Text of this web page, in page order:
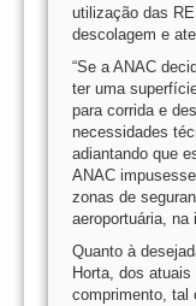
utilização das
descolagem e
“Se a ANAC
ter uma
para corrida e
necessidades
adiantando que
ANAC
zonas de
aeroportuária, na
Quanto à
Horta, dos
comprimento, tal